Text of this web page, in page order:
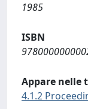
1985
ISBN
Appare nelle
4.1.2